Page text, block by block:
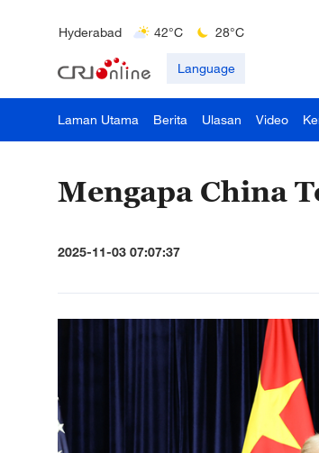
Mumbai
31°C 27°C
Language
Laman Utama Berita Ulasan Video
Mengapa China
2025-11-03 07:07:37